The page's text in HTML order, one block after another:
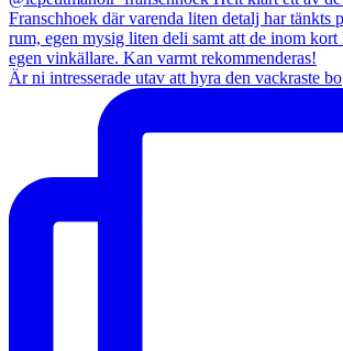
Är ni intresserade utav att hyra den vackraste bo